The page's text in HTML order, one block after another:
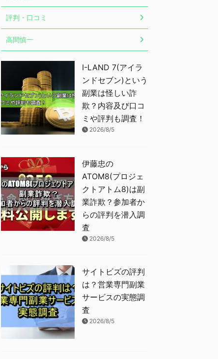
評判・口コミ
高間慎一
I-LAND 7(アイラ
ンドセブン)という
副業は怪しい詐
欺？内容及び口コ
ミや評判も調査！
2026/8/5
伊藤忠の
ATOM8(プロジェ
クトアトム8)は副
業詐欺？参加者か
らの評判を潜入調
査
2026/8/5
サイトビズの評判
は？営業専門副業
サービスの実態調
査
2026/8/5